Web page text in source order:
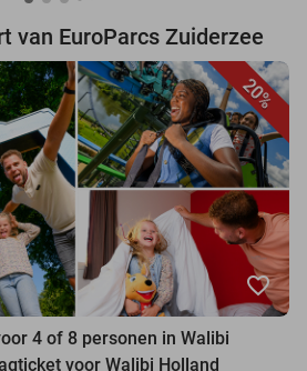
van EuroParcs Zuiderzee
20%
favorite_border
4 of 8 personen in Walibi
voor Walibi Holland